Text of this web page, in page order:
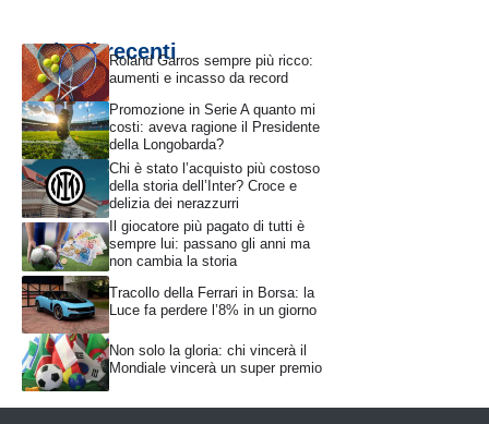
Articoli recentiRoland Garros sempre più ricco:
aumenti e incasso da record
Promozione in Serie A quanto mi
costi: aveva ragione il Presidente
della Longobarda?
Chi è stato l’acquisto più costoso
della storia dell’Inter? Croce e
delizia dei nerazzurri
Il giocatore più pagato di tutti è
sempre lui: passano gli anni ma
non cambia la storia
Tracollo della Ferrari in Borsa: la
Luce fa perdere l’8% in un giorno
Non solo la gloria: chi vincerà il
Mondiale vincerà un super premio